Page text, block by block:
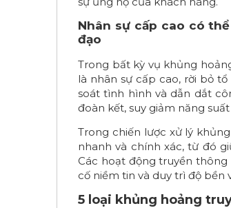
Nhân sự cấp cao có
đạo
Trong bất kỳ vụ khủng
là nhân sự cấp cao, rời bỏ
soát tình hình và dẫn dắt
đoàn kết, suy giảm năng
Trong chiến lược xử lý
nhanh và chính xác, từ đó
Các hoạt động truyền
cố niềm tin và duy trì độ
5 loại khủng hoảng